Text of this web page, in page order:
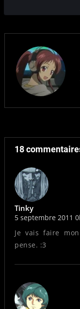
participantes, plus…
participantes.
Finalement, je vous
le fruit de ces
réflexions. Sachez
d'abord que le
18
Tinky
5 septembre 2011
Je vais faire
pense. :3